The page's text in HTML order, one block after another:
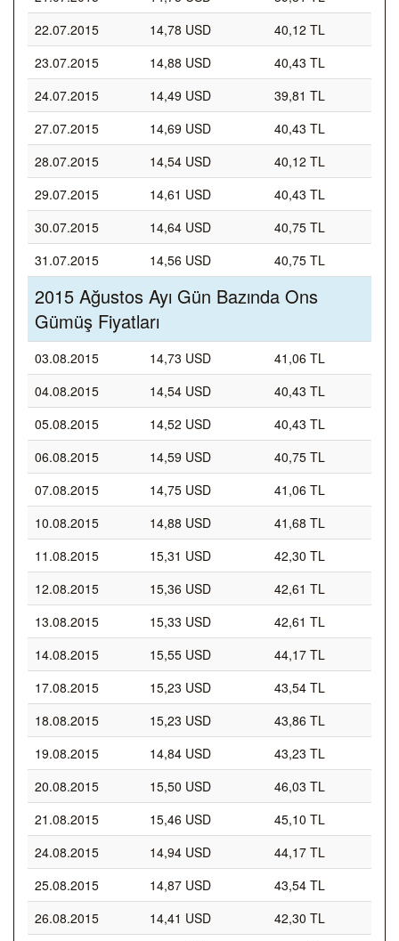
22.07.2015
14,78 USD
40,12 TL
23.07.2015
14,88 USD
40,43 TL
24.07.2015
14,49 USD
39,81 TL
27.07.2015
14,69 USD
40,43 TL
28.07.2015
14,54 USD
40,12 TL
29.07.2015
14,61 USD
40,43 TL
30.07.2015
14,64 USD
40,75 TL
31.07.2015
14,56 USD 40,75 TL
2015 Ağustos Ayı Gün Bazında Ons
Gümüş Fiyatları
03.08.2015 14,73 USD
41,06 TL
04.08.2015
14,54 USD
40,43 TL
05.08.2015
14,52 USD
40,43 TL
06.08.2015
14,59 USD
40,75 TL
07.08.2015
14,75 USD
41,06 TL
10.08.2015
14,88 USD
41,68 TL
11.08.2015
15,31 USD
42,30 TL
12.08.2015
15,36 USD
42,61 TL
13.08.2015
15,33 USD
42,61 TL
14.08.2015
15,55 USD
44,17 TL
17.08.2015
15,23 USD
43,54 TL
18.08.2015
15,23 USD
43,86 TL
19.08.2015
14,84 USD
43,23 TL
20.08.2015
15,50 USD
46,03 TL
21.08.2015
15,46 USD
45,10 TL
24.08.2015
14,94 USD
44,17 TL
25.08.2015
14,87 USD
43,54 TL
26.08.2015
14,41 USD
42,30 TL